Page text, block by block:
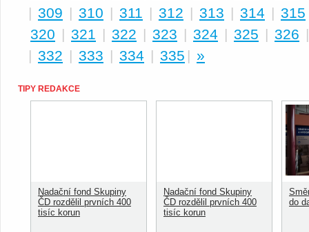
| 309 | 310 | 311 | 312 | 313 | 314 | 315
320 | 321 | 322 | 323 | 324 | 325 | 326
| 332 | 333 | 334 | 335 | »
TIPY REDAKCE
Nadační fond Skupiny
ČD rozdělil prvních 400
tisíc korun
Nadační fond Skupiny
ČD rozdělil prvních 400
tisíc korun
do